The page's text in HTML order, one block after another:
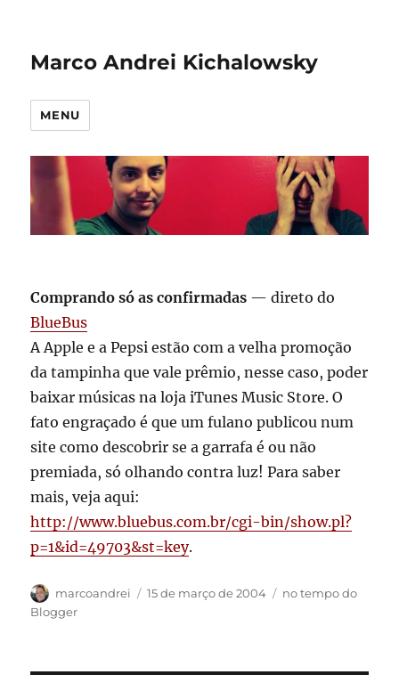
Marco Andrei Kichalowsky
MENU
Comprando só as confirmadas — direto do
BlueBus
A Apple e a Pepsi estão com a velha promoção
da tampinha que vale prêmio, nesse caso, poder
baixar músicas na loja iTunes Music Store. O
fato engraçado é que um fulano publicou num
site como descobrir se a garrafa é ou não
premiada, só olhando contra luz! Para saber
mais, veja aqui:
http://www.bluebus.com.br/cgi-bin/show.pl?
p=1&id=49703&st=key.
Autor
marcoandrei
Publicado
15 de março de 2004 Categorias
no tempo do
Blogger